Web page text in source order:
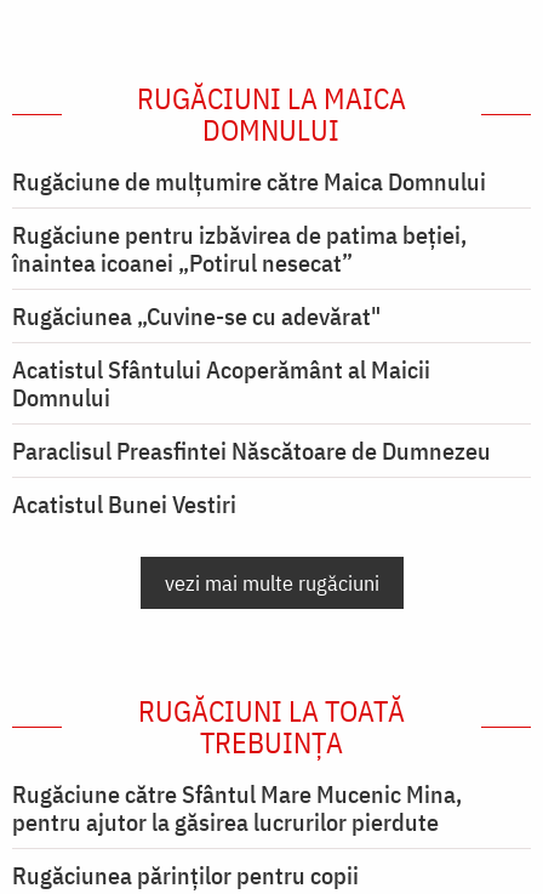
RUGĂCIUNI LA MAICA
DOMNULUI
Rugăciune de mulţumire către Maica Domnului
Rugăciune pentru izbăvirea de patima beției,
înaintea icoanei „Potirul nesecat”
Rugăciunea „Cuvine-se cu adevărat"
Acatistul Sfântului Acoperământ al Maicii
Domnului
Paraclisul Preasfintei Născătoare de Dumnezeu
Acatistul Bunei Vestiri
vezi mai multe rugăciuni
RUGĂCIUNI LA TOATĂ
TREBUINȚA
Rugăciune către Sfântul Mare Mucenic Mina,
pentru ajutor la găsirea lucrurilor pierdute
Rugăciunea părinților pentru copii